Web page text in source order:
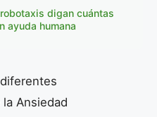
digan cuántas
ayuda humana
Ansiedad